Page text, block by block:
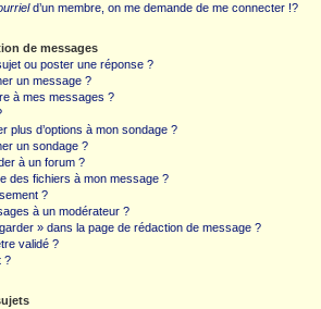
d’un membre, on me demande de me connecter !?
de messages
ou poster une réponse ?
un message ?
à mes messages ?
plus d’options à mon sondage ?
un sondage ?
à un forum ?
des fichiers à mon message ?
?
à un modérateur ?
» dans la page de rédaction de message ?
validé ?
?